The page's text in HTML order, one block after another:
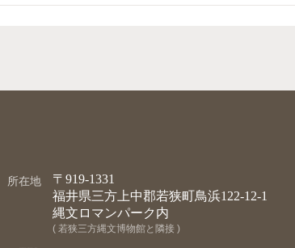
所在地
〒919-1331
福井県三方上中郡若狭町鳥浜122-12-1
縄文ロマンパーク内
( 若狭三方縄文博物館と隣接 )